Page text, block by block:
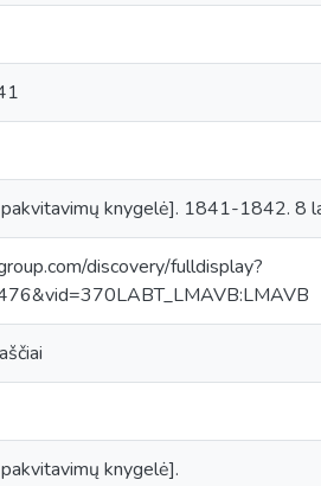
knygelė]. 1841-1842. 8
discovery/fulldisplay?
knygelė].